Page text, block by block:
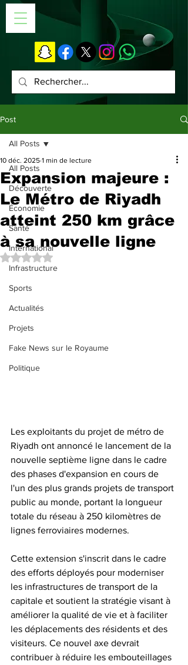
Post
All Posts
Découverte
Économie
Santé
International
Infrastructure
Sports
Actualités
Projets
Fake News sur le Royaume
Politique
All Posts
Expansion majeure :
Le Métro de Riyadh
atteint 250 km grâce
à sa nouvelle ligne
10 déc. 2025 1 min de lecture
Noté NaN étoiles sur 5.
Les exploitants du projet de métro de
Riyadh ont annoncé le lancement de la
nouvelle septième ligne dans le cadre
des phases d'expansion en cours de
l'un des plus grands projets de transport
public au monde, portant la longueur
totale du réseau à 250 kilomètres de
lignes ferroviaires modernes.
Cette extension s'inscrit dans le cadre
des efforts déployés pour moderniser
les infrastructures de transport de la
capitale et soutient la stratégie visant à
améliorer la qualité de vie et à faciliter
les déplacements des résidents et des
visiteurs. Ce nouvel axe devrait
contribuer à réduire les embouteillages